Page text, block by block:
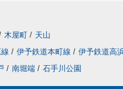
木屋町 / 天山
/ 伊予鉄道本町線 / 伊予鉄道高
/ 南堀端 / 石手川公園